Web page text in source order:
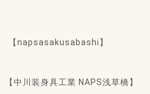
【napsasakusabashi】
【中川装身具工業 NAPS浅草橋】